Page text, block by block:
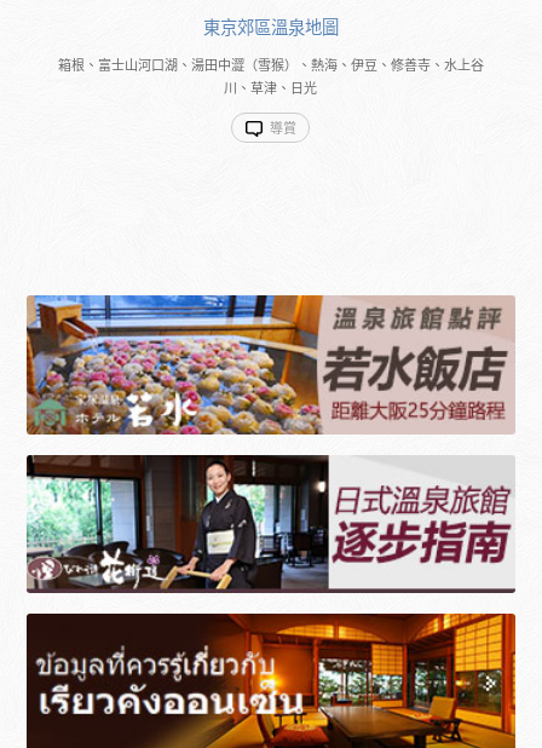
東京郊區溫泉地圖
箱根、富士山河口湖、湯田中澀（雪猴）、熱海、伊豆、修善寺、水上谷
川、草津、日光
導賞